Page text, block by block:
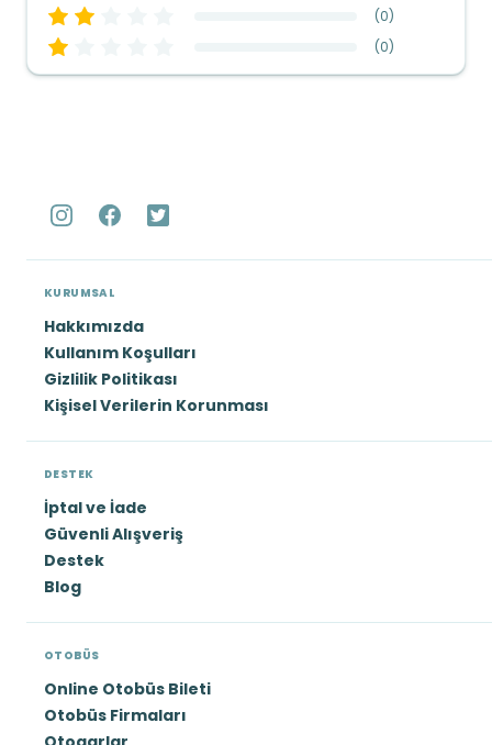
(0)
(0)
KURUMSAL
Hakkımızda
Kullanım Koşulları
Gizlilik Politikası
Kişisel Verilerin Korunması
DESTEK
İptal ve İade
Güvenli Alışveriş
Destek
Blog
OTOBÜS
Online Otobüs Bileti
Otobüs Firmaları